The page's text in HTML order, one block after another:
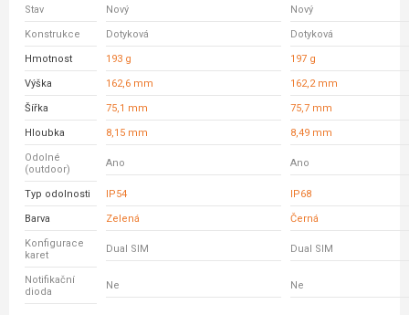
Stav
Nový Nový
Konstrukce Dotyková Dotyková
Hmotnost 193 g 197 g
Výška 162,6 mm 162,2 mm
Šířka 75,1 mm 75,7 mm
Hloubka 8,15 mm 8,49 mm
Odolné
(outdoor)
Ano Ano
Typ odolnosti IP54 IP68
Barva Zelená Černá
Konfigurace
karet
Dual SIM Dual SIM
Notifikační
dioda
Ne Ne